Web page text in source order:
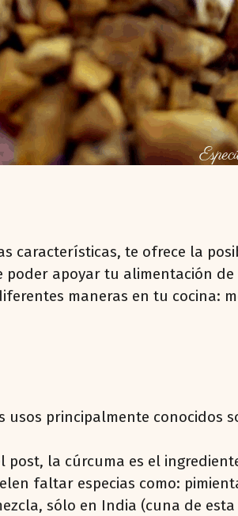
características, te ofrece la
apoyar tu alimentación
maneras en tu cocina:
principalmente conocidos
post, la cúrcuma es el
faltar especias como:
sólo en India (cuna de